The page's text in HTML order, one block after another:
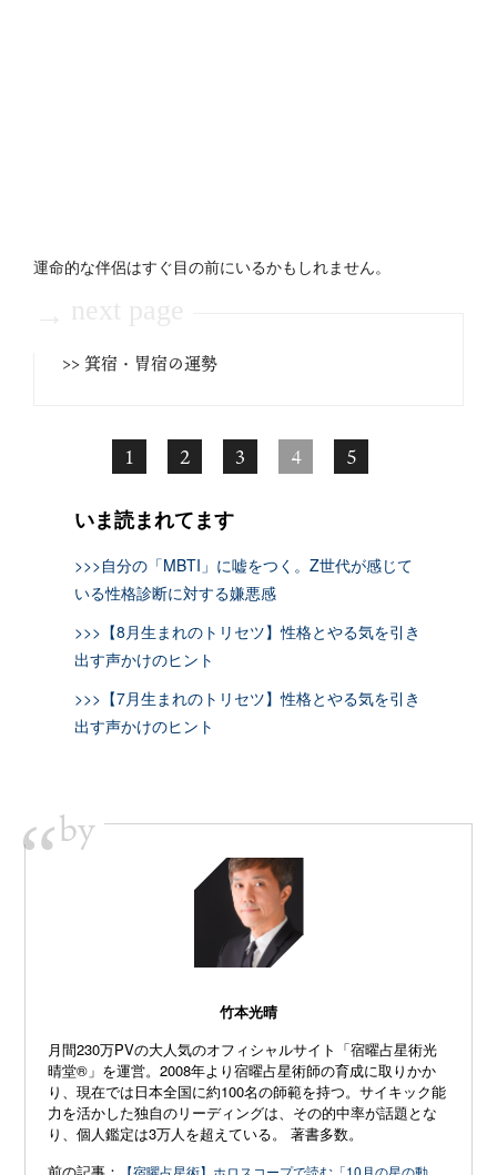
運命的な伴侶はすぐ目の前にいるかもしれません。
>> 箕宿・胃宿の運勢
1 2 3 4 5
いま読まれてます
>>>自分の「MBTI」に嘘をつく。Z世代が感じて
いる性格診断に対する嫌悪感
>>>【8月生まれのトリセツ】性格とやる気を引き
出す声かけのヒント
>>>【7月生まれのトリセツ】性格とやる気を引き
出す声かけのヒント
“by
竹本光晴
月間230万PVの大人気のオフィシャルサイト「宿曜占星術光
晴堂®」を運営。2008年より宿曜占星術師の育成に取りかか
り、現在では日本全国に約100名の師範を持つ。サイキック能
力を活かした独自のリーディングは、その的中率が話題とな
り、個人鑑定は3万人を超えている。 著書多数。
【宿曜占星術】ホロスコープで読む「10月の星の動